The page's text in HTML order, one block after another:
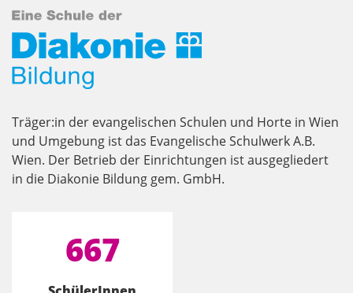
Träger:in der evangelischen Schulen und Horte in Wien
und Umgebung ist das Evangelische Schulwerk A.B.
Wien. Der Betrieb der Einrichtungen ist ausgegliedert
in die Diakonie Bildung gem. GmbH.
667